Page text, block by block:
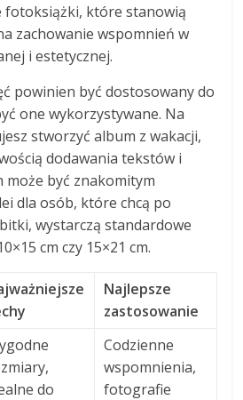
fotoksiążki, które stanowią
zachowanie wspomnień w
i estetycznej.
powinien być dostosowany do
one wykorzystywane. Na
stworzyć album z wakacji,
dodawania tekstów i
być znakomitym
dla osób, które chcą po
wystarczą standardowe
cm czy 15×21 cm.
Najlepsze
zastosowanie
do
Codzienne
wspomnienia,
fotografie